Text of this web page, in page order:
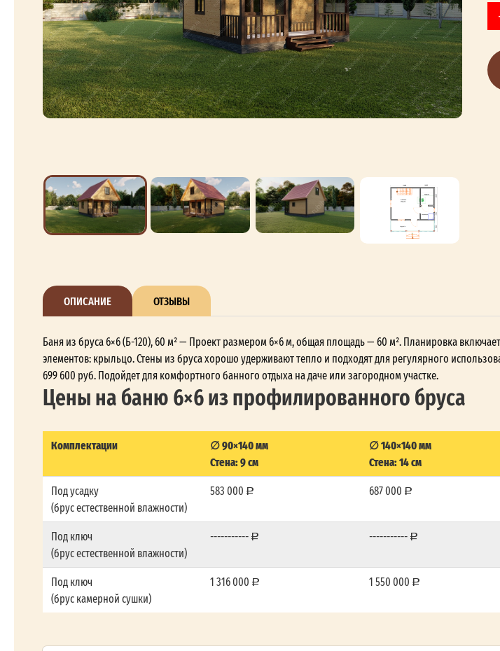
ОПИСАНИЕ ОТЗЫВЫ
Баня из бруса 6×6 (Б-120), 60 м² — Проект размером 6×6 м, общая площадь — 60 м². Планировка
элементов: крыльцо. Стены из бруса хорошо удерживают тепло и подходят для регулярного
699 600 руб. Подойдет для комфортного банного отдыха на даче или загородном участке.
Цены на баню 6×6 из профилированного бруса
Комплектации
∅ 90×140 мм
Стена: 9 см
∅ 140×140 мм
Стена: 14 см
Под усадку
(брус естественной влажности)
583 000 687 000
Под ключ
(брус естественной влажности)
----------- -----------
Под ключ
(брус камерной сушки)
1 316 000 1 550 000